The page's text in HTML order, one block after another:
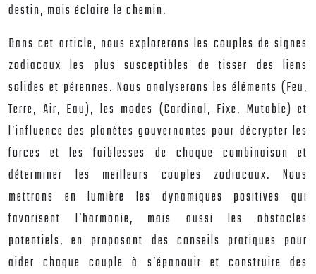
destin, mais éclaire le chemin.
Dans cet article, nous explorerons les couples de signes
zodiacaux les plus susceptibles de tisser des liens
solides et pérennes. Nous analyserons les éléments (Feu,
Terre, Air, Eau), les modes (Cardinal, Fixe, Mutable) et
l’influence des planètes gouvernantes pour décrypter les
forces et les faiblesses de chaque combinaison et
déterminer les meilleurs couples zodiacaux. Nous
mettrons en lumière les dynamiques positives qui
favorisent l’harmonie, mais aussi les obstacles
potentiels, en proposant des conseils pratiques pour
aider chaque couple à s’épanouir et construire des